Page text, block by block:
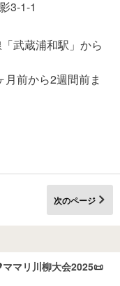
3-1-1
武蔵浦和駅」から
前から2週間前ま
次のページ
マリ川柳大会2025📜